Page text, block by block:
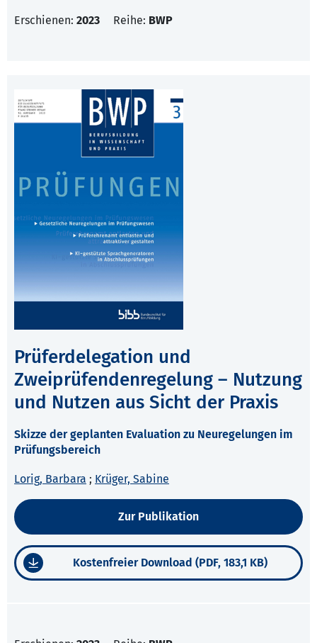
Erschienen: 2023 Reihe: BWP
Prüferdelegation und
Zweiprüfendenregelung – Nutzung
und Nutzen aus Sicht der Praxis
Skizze der geplanten Evaluation zu Neuregelungen im
Prüfungsbereich
Lorig, Barbara ; Krüger, Sabine
Zur Publikation
Kostenfreier Download (PDF, 183,1 KB)